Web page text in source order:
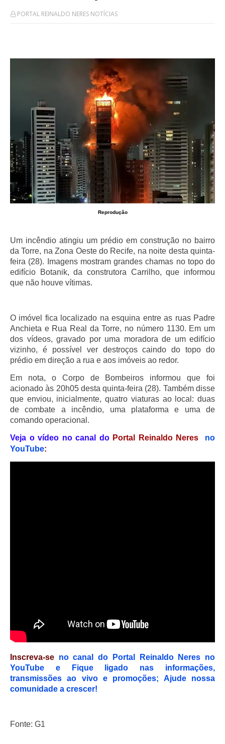
PORTAL REINALDO NERES NOTÍCIAS
Reprodução
Um incêndio atingiu um prédio em construção no bairro
da Torre, na Zona Oeste do Recife, na noite desta quinta-
feira (28). Imagens mostram grandes chamas no topo do
edifício Botanik, da construtora Carrilho, que informou
que não houve vítimas.
O imóvel fica localizado na esquina entre as ruas Padre
Anchieta e Rua Real da Torre, no número 1130. Em um
dos vídeos, gravado por uma moradora de um edifício
vizinho, é possível ver destroços caindo do topo do
prédio em direção a rua e aos imóveis ao redor.
Em nota, o Corpo de Bombeiros informou que foi
acionado às 20h05 desta quinta-feira (28). Também disse
que enviou, inicialmente, quatro viaturas ao local: duas
de combate a incêndio, uma plataforma e uma de
comando operacional.
Veja o vídeo no canal do Portal Reinaldo Neres
no
YouTube:
Inscreva-se no canal do Portal Reinaldo Neres no
YouTube e Fique ligado nas informações,
transmissões ao vivo e promoções; Ajude nossa
comunidade a crescer!
Fonte: G1